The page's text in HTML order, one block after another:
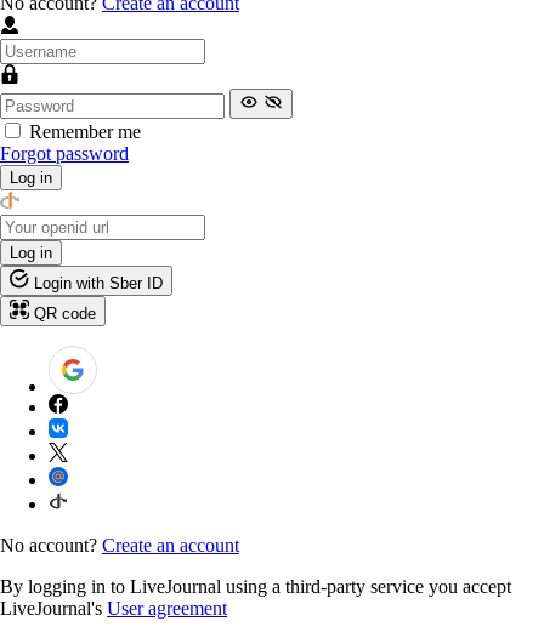
Remember me
Forgot password
Log in
Log in
Login with Sber ID
QR code
No account? Create an account
By logging in to LiveJournal using a third-party service you accept
LiveJournal's User agreement